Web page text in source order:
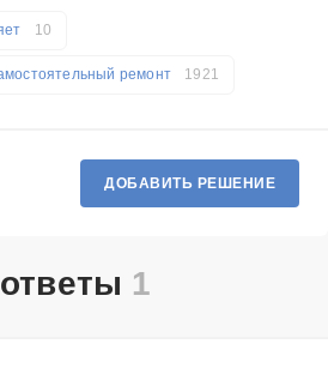
10
ремонт 1921
ДОБАВИТЬ РЕШЕНИЕ
1